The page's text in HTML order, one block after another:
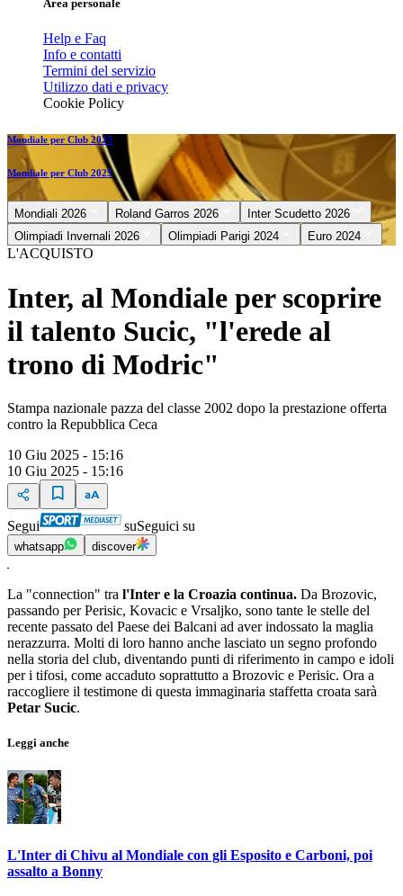
Area personale
Help e Faq
Info e contatti
Termini del servizio
Utilizzo dati e privacy
Cookie Policy
Mondiale per Club 2025
Mondiale per Club 2025
Mondiali 2026 Roland Garros 2026
Inter Scudetto 2026
Olimpiadi Invernali 2026
Olimpiadi Parigi 2024 Euro 2024
L'ACQUISTO
Inter, al Mondiale per scoprire
il talento Sucic, "l'erede al
trono di Modric"
Stampa nazionale pazza del classe 2002 dopo la prestazione offerta
contro la Repubblica Ceca
10 Giu 2025 - 15:16
10 Giu 2025 - 15:16
Segui suSeguici su
whatsapp discover
La "connection" tra l'Inter e la Croazia continua. Da Brozovic,
passando per Perisic, Kovacic e Vrsaljko, sono tante le stelle del
recente passato del Paese dei Balcani ad aver indossato la maglia
nerazzurra. Molti di loro hanno anche lasciato un segno profondo
nella storia del club, diventando punti di riferimento in campo e idoli
per i tifosi, come accaduto soprattutto a Brozovic e Perisic. Ora a
raccogliere il testimone di questa immaginaria staffetta croata sarà
Petar Sucic.
Leggi anche
L'Inter di Chivu al Mondiale con gli Esposito e Carboni, poi
assalto a Bonny